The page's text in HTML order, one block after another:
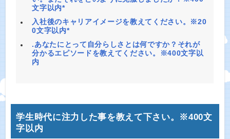
文字以内*
入社後のキャリアイメージを教えてください。※20
0文字以内*
.あなたにとって自分らしさとは何ですか？それが
分かるエピソードを教えてください。※400文字以
内
学生時代に注力した事を教えて下さい。※400文
字以内